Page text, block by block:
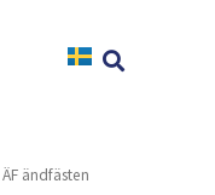
ändfästen